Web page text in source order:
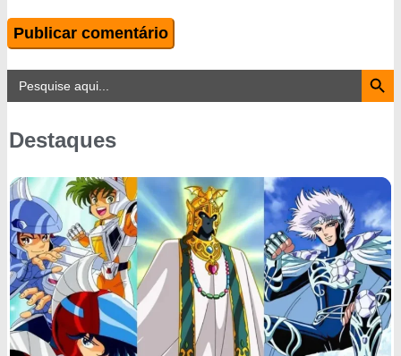
Search
for:
Search Button
Destaques